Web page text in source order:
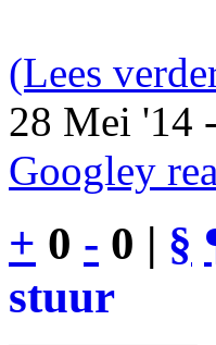
(Lees
28 Mei '14
Googley
+ 0 - 0 | §
stuur